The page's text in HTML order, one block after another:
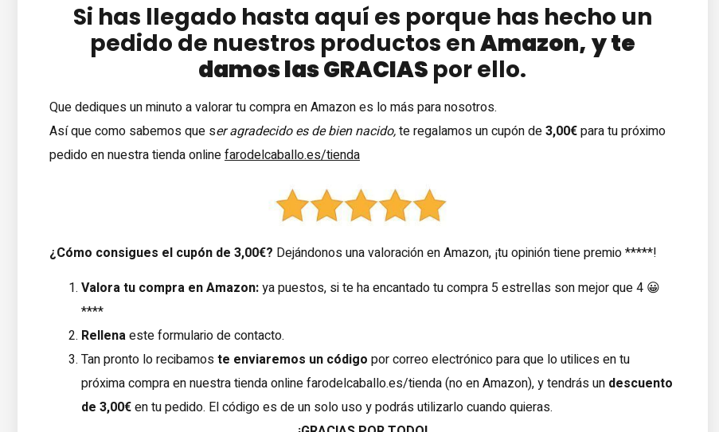
Si has llegado hasta aquí es porque has hecho un
pedido de nuestros productos enAmazon, y te
damos las GRACIAS por ello.
Que dediques un minuto a valorar tu compra en Amazon es lo más para nosotros.
Así que como sabemos que ser agradecido es de bien nacido,te regalamos un cupón de3,00€para tu próximo
pedido en nuestra tienda onlinefarodelcaballo.es/tienda
¿Cómo consigues el cupón de 3,00€? Dejándonos una valoración en Amazon, ¡tu opinión tiene premio *****!
Valora tu compra en Amazon:ya puestos, si te ha encantado tu compra 5 estrellas son mejor que 4 😀
****
Rellenaeste formulario de contacto.
Tan pronto lo recibamoste enviaremos un código por correo electrónico para que lo utilices en tu
próxima compra en nuestra tienda onlinefarodelcaballo.es/tienda(no en Amazon), y tendrás un descuento
de 3,00€en tu pedido. El código es de un solo uso y podrás utilizarlo cuando quieras.